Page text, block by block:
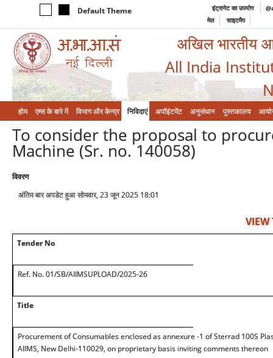
Default Theme इंट्रानेट का उपयोग
मेल
साइटमैप
अखिल भारतीय
All India
होम एम्‍स के बारे में विभाग और केन्‍द्र निविदाएं अपॉइंटमेंट अनुसंधान पुस्तकालय
To consider the proposal to
Machine (Sr. no. 140058)
विवरण
अंतिम बार अपडेट हुआ सोमवार, 23 जून 2025 18:01
VIEW
Tender No
Ref. No. 01/SB/AIIMSUPLOAD/2025-26
Title
Procurement of Consumables enclosed as annexure -1 of Sterrad 100S
AIIMS, New Delhi-110029, on proprietary basis inviting comments thereon